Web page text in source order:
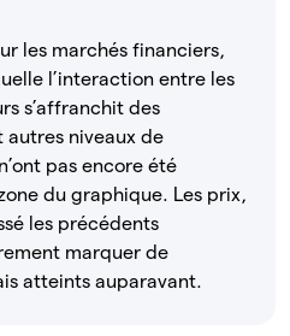
les marchés financiers,
l’interaction entre les
s’affranchit des
autres niveaux de
pas encore été
du graphique. Les prix,
les précédents
marquer de
atteints auparavant.